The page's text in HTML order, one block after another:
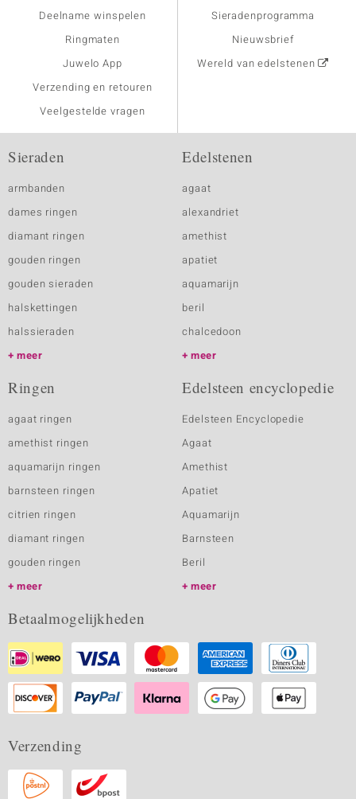
Deelname winspelen
Ringmaten
Juwelo App
Verzending en retouren
Veelgestelde vragen
Sieradenprogramma
Nieuwsbrief
Wereld van edelstenen
Sieraden
armbanden
dames ringen
diamant ringen
gouden ringen
gouden sieraden
halskettingen
halssieraden
meer
Edelstenen
agaat
alexandriet
amethist
apatiet
aquamarijn
beril
chalcedoon
meer
Ringen
agaat ringen
amethist ringen
aquamarijn ringen
barnsteen ringen
citrien ringen
diamant ringen
gouden ringen
meer
Edelsteen encyclopedie
Edelsteen Encyclopedie
Agaat
Amethist
Apatiet
Aquamarijn
Barnsteen
Beril
meer
Betaalmogelijkheden
Verzending